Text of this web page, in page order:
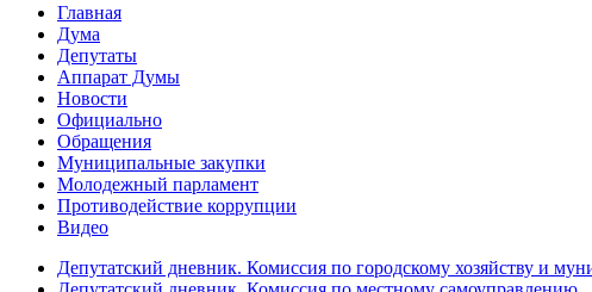
Главная
Дума
Депутаты
Аппарат Думы
Новости
Официально
Обращения
Муниципальные закупки
Молодежный парламент
Противодействие коррупции
Видео
Депутатский дневник. Комиссия по городскому хозяйству и